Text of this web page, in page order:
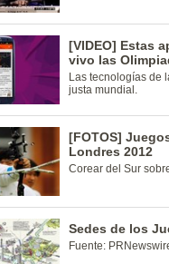
[VIDEO] Estas
vivo las
Las tecnologías de
justa mundial.
[FOTOS]
Londres 2012
Corear del Sur
Sedes de los
Fuente: